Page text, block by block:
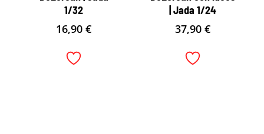
1/32
16,90€
| Jada 1/24
37,90 €